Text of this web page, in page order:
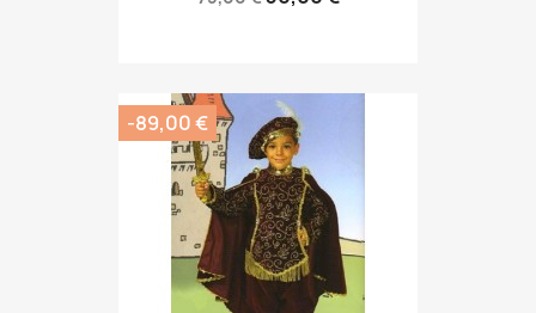
-89,00 €